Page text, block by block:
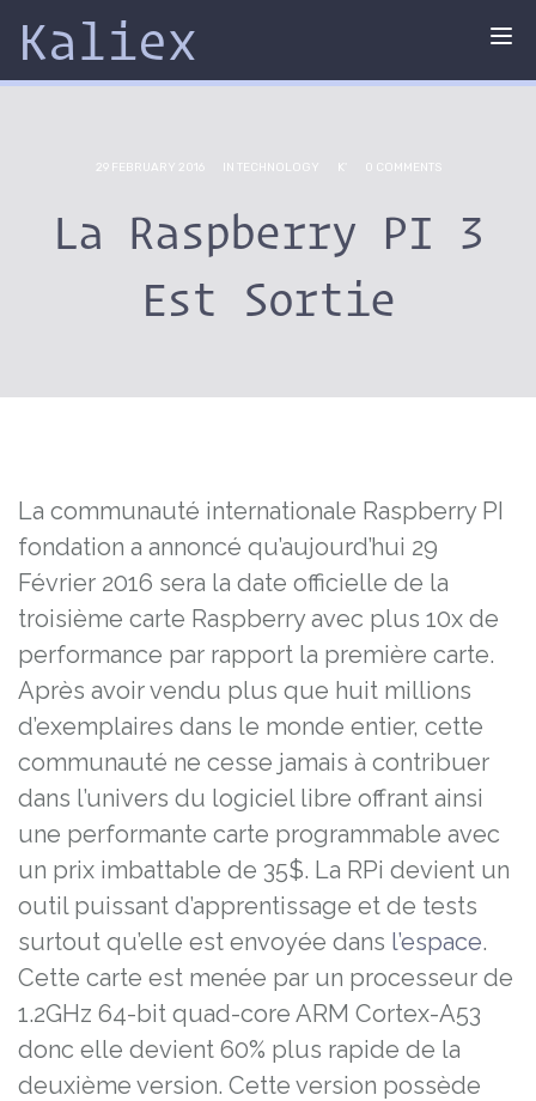
Kaliex
29 FEBRUARY 2016 IN TECHNOLOGY K' 0 COMMENTS
La Raspberry PI 3
Est Sortie
La communauté internationale Raspberry PI
fondation a annoncé qu’aujourd’hui 29
Février 2016 sera la date officielle de la
troisième carte Raspberry avec plus 10x de
performance par rapport la première carte.
Après avoir vendu plus que huit millions
d’exemplaires dans le monde entier, cette
communauté ne cesse jamais à contribuer
dans l’univers du logiciel libre offrant ainsi
une performante carte programmable avec
un prix imbattable de 35$. La RPi devient un
outil puissant d’apprentissage et de tests
surtout qu’elle est envoyée dans l’espace.
Cette carte est menée par un processeur de
1.2GHz 64-bit quad-core ARM Cortex-A53
donc elle devient 60% plus rapide de la
deuxième version. Cette version possède